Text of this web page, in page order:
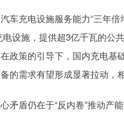
车充电设施服务能力“三年
设施，提供超3亿千瓦的公
政策的引导下，国内充电基
需求有望形成显著拉动，
盾仍在于“反内卷”推动产